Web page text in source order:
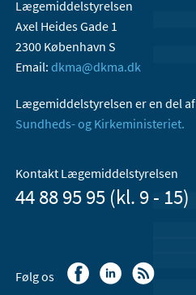
Lægemiddelstyrelsen
Axel Heides Gade 1
2300 København S
Email: dkma@dkma.dk
Lægemiddelstyrelsen er en del af
Sundheds- og Kirkeministeriet.
Kontakt Lægemiddelstyrelsen
44 88 95 95 (kl. 9 - 15)
Følg os